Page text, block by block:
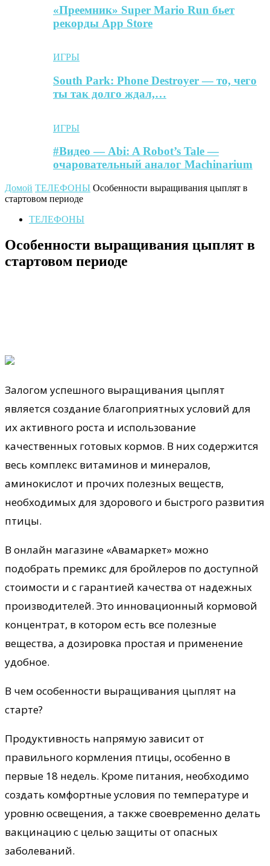
«Преемник» Super Mario Run бьет
рекорды App Store
ИГРЫ
South Park: Phone Destroyer — то, чего
ты так долго ждал,…
ИГРЫ
#Видео — Abi: A Robot’s Tale —
очаровательный аналог Machinarium
Домой ТЕЛЕФОНЫ Особенности выращивания цыплят в
стартовом периоде
ТЕЛЕФОНЫ
Особенности выращивания цыплят в
стартовом периоде
Залогом успешного выращивания цыплят
является создание благоприятных условий для
их активного роста и использование
качественных готовых кормов. В них содержится
весь комплекс витаминов и минералов,
аминокислот и прочих полезных веществ,
необходимых для здорового и быстрого развития
птицы.
В онлайн магазине «Авамаркет» можно
подобрать премикс для бройлеров по доступной
стоимости и с гарантией качества от надежных
производителей. Это инновационный кормовой
концентрат, в котором есть все полезные
вещества, а дозировка простая и применение
удобное.
В чем особенности выращивания цыплят на
старте?
Продуктивность напрямую зависит от
правильного кормления птицы, особенно в
первые 18 недель. Кроме питания, необходимо
создать комфортные условия по температуре и
уровню освещения, а также своевременно делать
вакцинацию с целью защиты от опасных
заболеваний.